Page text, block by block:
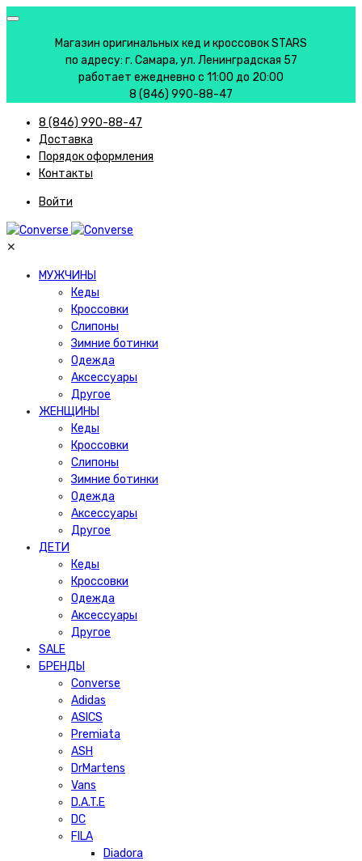
Магазин оригинальных кед и кроссовок STARS
по адресу: г. Самара, ул. Ленинградская 57
работает ежедневно с 11:00 до 20:00
8 (846) 990-88-47
8 (846) 990-88-47
Доставка
Порядок оформления
Контакты
Войти
✕
МУЖЧИНЫ
Кеды
Кроссовки
Слипоны
Зимние ботинки
Одежда
Аксессуары
Другое
ЖЕНЩИНЫ
Кеды
Кроссовки
Слипоны
Зимние ботинки
Одежда
Аксессуары
Другое
ДЕТИ
Кеды
Кроссовки
Одежда
Аксессуары
Другое
SALE
БРЕНДЫ
Converse
Adidas
ASICS
Premiata
ASH
DrMartens
Vans
D.A.T.E
DC
FILA
Diadora